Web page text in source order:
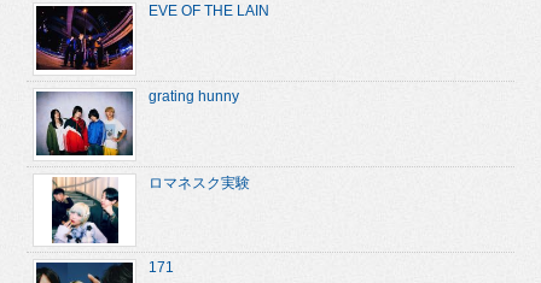
EVE OF THE LAIN
grating hunny
ロマネスク実験
171